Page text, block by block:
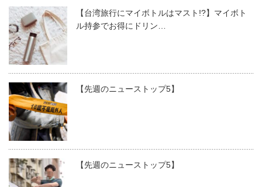
【台湾旅行にマイボトルはマスト!?】マイボト
ル持参でお得にドリン…
【先週のニューストップ5】
【先週のニューストップ5】